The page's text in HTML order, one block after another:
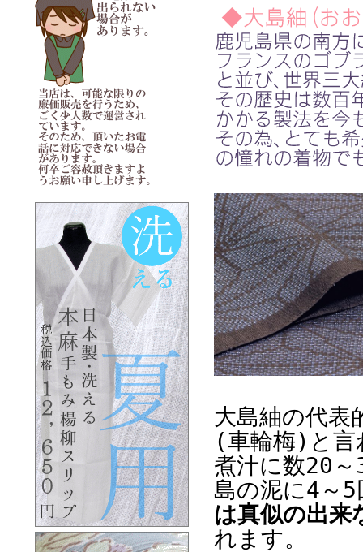
大島紬の代表
(車輪梅)と言
煮汁に数20
島の泥に4～
は真似の出来
れます。